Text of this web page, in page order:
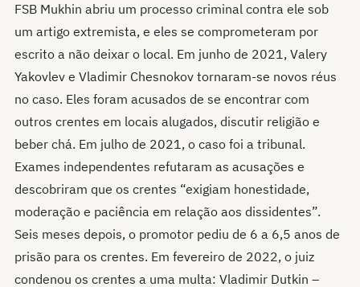
FSB Mukhin abriu um processo criminal contra ele sob
um artigo extremista, e eles se comprometeram por
escrito a não deixar o local. Em junho de 2021, Valery
Yakovlev e Vladimir Chesnokov tornaram-se novos réus
no caso. Eles foram acusados de se encontrar com
outros crentes em locais alugados, discutir religião e
beber chá. Em julho de 2021, o caso foi a tribunal.
Exames independentes refutaram as acusações e
descobriram que os crentes “exigiam honestidade,
moderação e paciência em relação aos dissidentes”.
Seis meses depois, o promotor pediu de 6 a 6,5 anos de
prisão para os crentes. Em fevereiro de 2022, o juiz
condenou os crentes a uma multa: Vladimir Dutkin –